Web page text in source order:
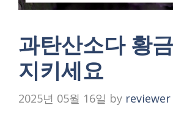
과탄산소다 황
지키세요
2025년 05월 16일 by reviewer